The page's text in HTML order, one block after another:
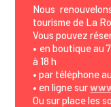
Nous
tourisme de La
Vous pouvez
• en boutique au
à 18 h
• par téléphone
• en ligne sur
Ou sur place les